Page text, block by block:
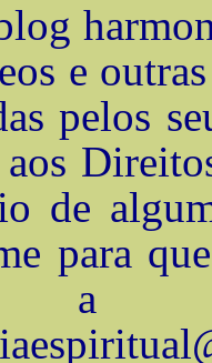
e
pelos
de
para
a